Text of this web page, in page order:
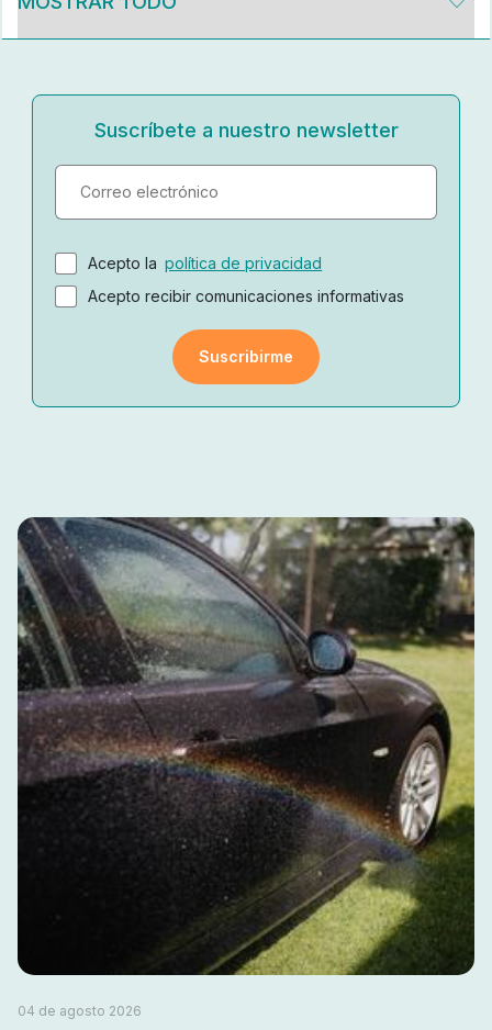
Suscríbete a nuestro newsletter
Acepto la política de privacidad
Acepto recibir comunicaciones informativas
Suscribirme
04 de agosto 2026